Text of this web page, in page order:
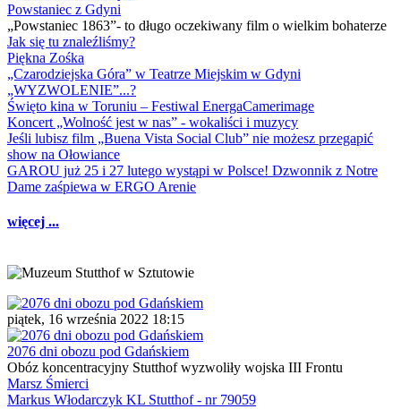
Powstaniec z Gdyni
„Powstaniec 1863”- to długo oczekiwany film o wielkim bohaterze
Jak się tu znaleźliśmy?
Piękna Zośka
„Czarodziejska Góra” w Teatrze Miejskim w Gdyni
„WYZWOLENIE”...?
Święto kina w Toruniu – Festiwal EnergaCamerimage
Koncert „Wolność jest w nas” - wokaliści i muzycy
Jeśli lubisz film „Buena Vista Social Club” nie możesz przegapić
show na Ołowiance
GAROU już 25 i 27 lutego wystąpi w Polsce! Dzwonnik z Notre
Dame zaśpiewa w ERGO Arenie
więcej ...
piątek, 16 września 2022 18:15
2076 dni obozu pod Gdańskiem
Obóz koncentracyjny Stutthof wyzwoliły wojska III Frontu
Marsz Śmierci
Markus Włodarczyk KL Stutthof - nr 79059